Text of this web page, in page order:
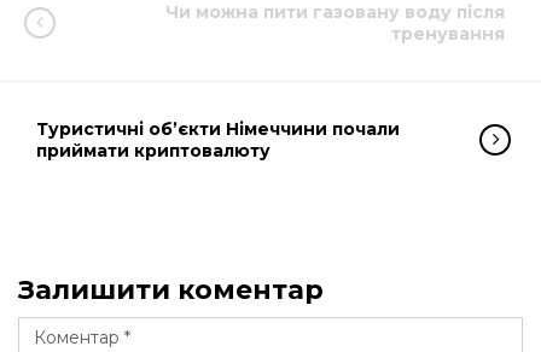
Чи можна пити газовану воду після
тренування
Туристичні об’єкти Німеччини почали
приймати криптовалюту
Залишити коментар